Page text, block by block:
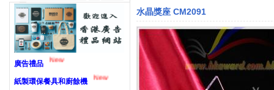
廣告禮品 New
紙製環保餐具和廚餘機 New
水晶獎座 CM2091